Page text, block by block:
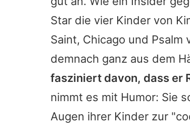
Star die vier Kinder von
Saint, Chicago und Psalm
demnach ganz aus dem
fasziniert davon, dass er
nimmt es mit Humor: Sie
Augen ihrer Kinder zur